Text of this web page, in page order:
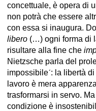
concettuale, è opera di
non potrà che essere
con essa si inaugura.
libero (…) ogni forma di
risultare alla fine che
Nietzsche parla del
impossibileˊ: la libertà
lavoro è mera
trasformarsi in servo.
condizione è